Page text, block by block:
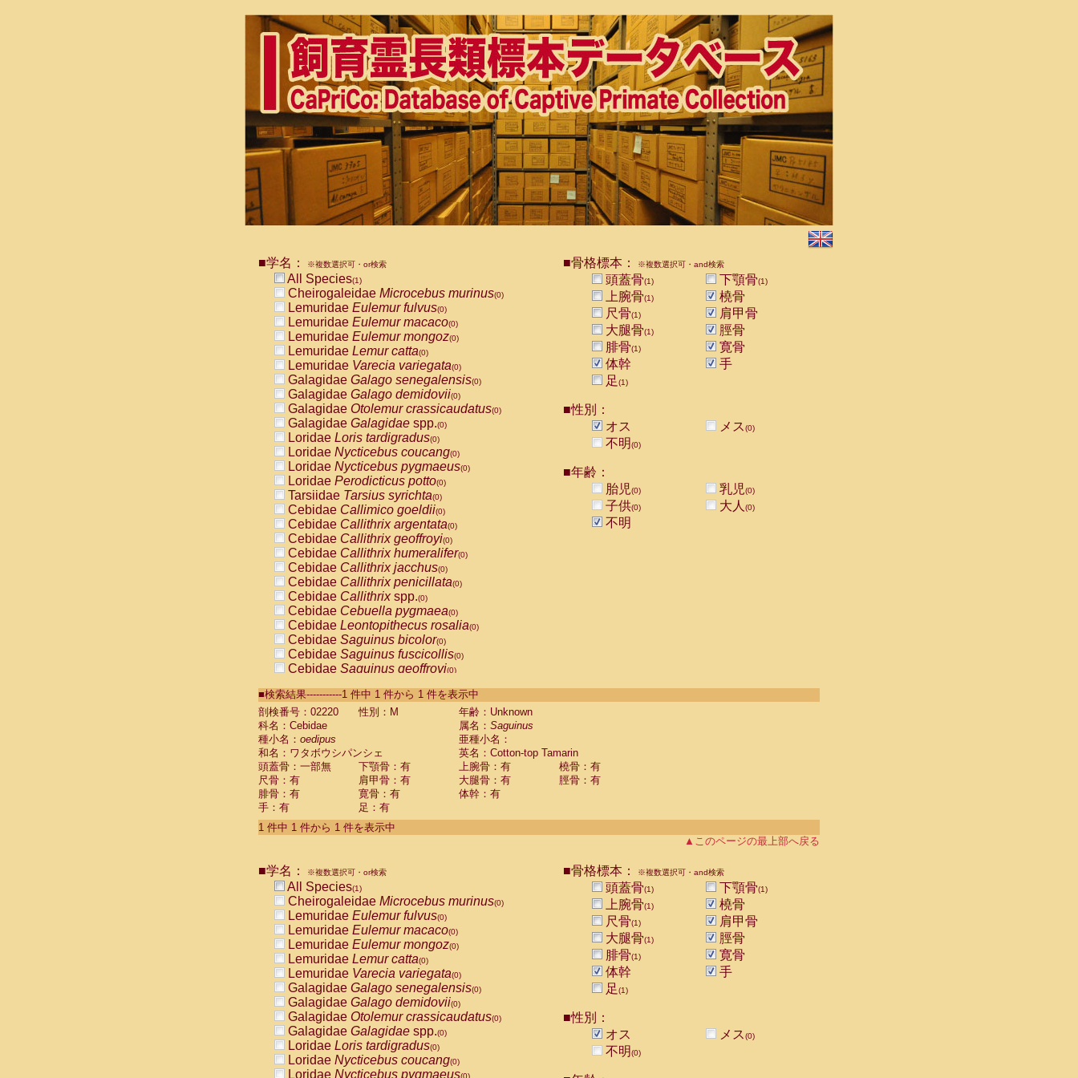
■学名： ※複数選択可・or検索
All Species(1)
Cheirogaleidae Microcebus murinus(0)
Lemuridae Eulemur fulvus(0)
Lemuridae Eulemur macaco(0)
Lemuridae Eulemur mongoz(0)
Lemuridae Lemur catta(0)
Lemuridae Varecia variegata(0)
Galagidae Galago senegalensis(0)
Galagidae Galago demidovii(0)
Galagidae Otolemur crassicaudatus(0)
Galagidae Galagidae spp.(0)
Loridae Loris tardigradus(0)
Loridae Nycticebus coucang(0)
Loridae Nycticebus pygmaeus(0)
Loridae Perodicticus potto(0)
Tarsiidae Tarsius syrichta(0)
Cebidae Callimico goeldii(0)
Cebidae Callithrix argentata(0)
Cebidae Callithrix geoffroyi(0)
Cebidae Callithrix humeralifer(0)
Cebidae Callithrix jacchus(0)
Cebidae Callithrix penicillata(0)
Cebidae Callithrixspp.(0)
Cebidae Cebuella pygmaea(0)
Cebidae Leontopithecus rosalia(0)
Cebidae Saguinus bicolor(0)
Cebidae Saguinus fuscicollis(0)
Cebidae Saguinus geoffroyi(0)
CebidaeSaguinus labiatus(0)
Cebidae Saguinus leucopus (0)
Cebidae
Cebidae
CebidaeSaguinus nigricollis (0)
Cebidae Saguinus oedipus
Cebidae Saguinus weddelli
Cebidae Saguinusspp.
Cebidae Aotus trivirgatus
Cebidae Cebus albifrons
CebidaeCebus nigrivittatus
CebidaeCebus
CebidaeSaimiri boliviensis(0)
CebidaeSaimiri sciureus(0)
AtelidaeAlouatta caraya(0)
AtelidaeAlouatta fusca(0)
AtelidaeAlouatta seniculus
AtelidaeAlouattaspp.(0)
AtelidaeAteles belzebuth(0)
AtelidaeAteles geoffroyi(0)
AtelidaeAteles paniscus(0)
AtelidaeAtelesspp.(0)
Atelidae Lagothrix lagothricha
AtelidaeLagothrix lagothricha cana
PitheciidaeCacajao calvus rubicundus
■骨格標本： ※複数選択可・and検索
頭蓋骨(1) 下顎骨(1)
上腕骨(1)
橈骨
尺骨(1)
肩甲骨
大腿骨(1)
脛骨
腓骨(1)
寛骨
体幹
手
足(1)
■性別：
オス
メス(0)
不明(0)
■年齢：
胎児(0) 乳児(0)
子供(0) 大人 (0)
不明
■検索結果-----------1 件中 1 件から 1 件を表示中
剖検番号：02220
性別：M
年齢：Unknown
科名：Cebidae
属名： Saguinus
種小名： oedipus
亜種小名：
和名：ワタボウシパンシェ
英名：Cotton-top Tamarin
頭蓋骨：一部無
下顎骨：有 上腕骨：有
橈骨：有
尺骨：有
肩甲骨：有 大腿骨：有
脛骨：有
腓骨：有
寛骨：有
体幹：有
手：有
足：有
1 件中 1 件から 1 件を表示中
▲このページの最上部へ戻る
■学名： ※複数選択可・or検索
All Species(1)
Cheirogaleidae Microcebus murinus(0)
Lemuridae Eulemur fulvus(0)
Lemuridae Eulemur macaco(0)
Lemuridae Eulemur mongoz(0)
Lemuridae Lemur catta(0)
Lemuridae Varecia variegata(0)
Galagidae Galago senegalensis(0)
Galagidae Galago demidovii(0)
Galagidae Otolemur crassicaudatus(0)
Galagidae Galagidae spp.(0)
Loridae Loris tardigradus(0)
Loridae Nycticebus coucang(0)
Loridae Nycticebus pygmaeus(0)
■骨格標本： ※複数選択可・and検索
頭蓋骨(1) 下顎骨(1)
上腕骨(1)
橈骨
尺骨(1)
肩甲骨
大腿骨(1)
脛骨
腓骨(1)
寛骨
体幹
手
足(1)
■性別：
オス
メス(0)
不明(0)